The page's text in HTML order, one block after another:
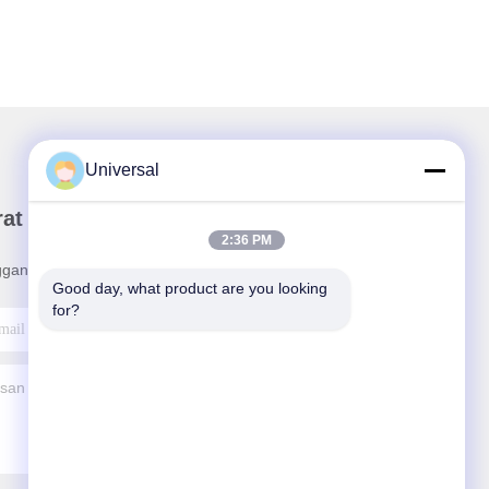
Kabar Kami
buletin kami untuk diskon dan banyak lagi.
Universal
2:36 PM
Good day, what product are you looking
for?